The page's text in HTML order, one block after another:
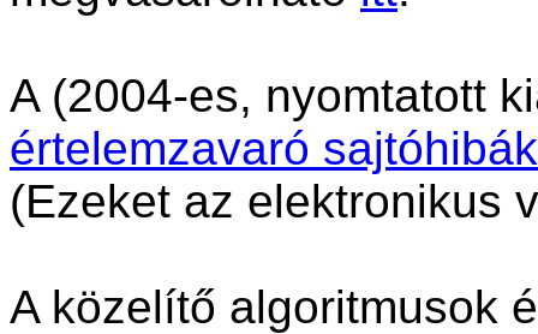
A (2004-es, nyomtatott
értelemzavaró
(Ezeket az elektronikus
A közelítő algoritmusok